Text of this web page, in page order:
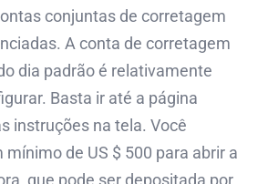
conjuntas de corretagem
A conta de corretagem
dia padrão é relativamente
Basta ir até a página
instruções na tela. Você
mínimo de US $ 500 para abrir a
que pode ser depositada por